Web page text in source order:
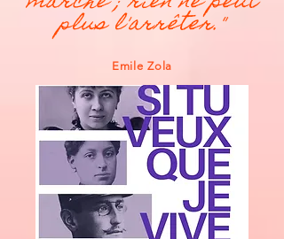
plus l'arrêter."
Emile Zola